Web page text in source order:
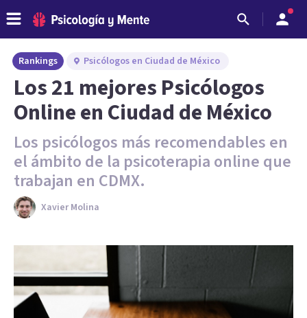
Rankings Psicólogos en Ciudad de México
Los 21 mejores Psicólogos
Online en Ciudad de México
Los psicólogos más recomendables en
el ámbito de la psicoterapia online que
trabajan en CDMX.
Xavier Molina